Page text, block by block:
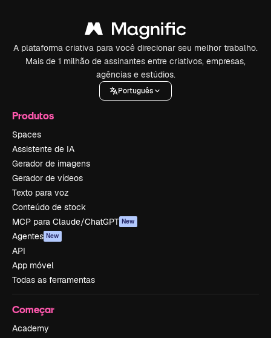
A plataforma criativa para você direcionar seu melhor trabalho.
Mais de 1 milhão de assinantes entre criativos, empresas,
agências e estúdios.
Português
Produtos
Spaces
Assistente de IA
Gerador de imagens
Gerador de vídeos
Texto para voz
Conteúdo de stock
MCP para Claude/ChatGPT New
Agentes New
API
App móvel
Todas as ferramentas
Começar
Academy